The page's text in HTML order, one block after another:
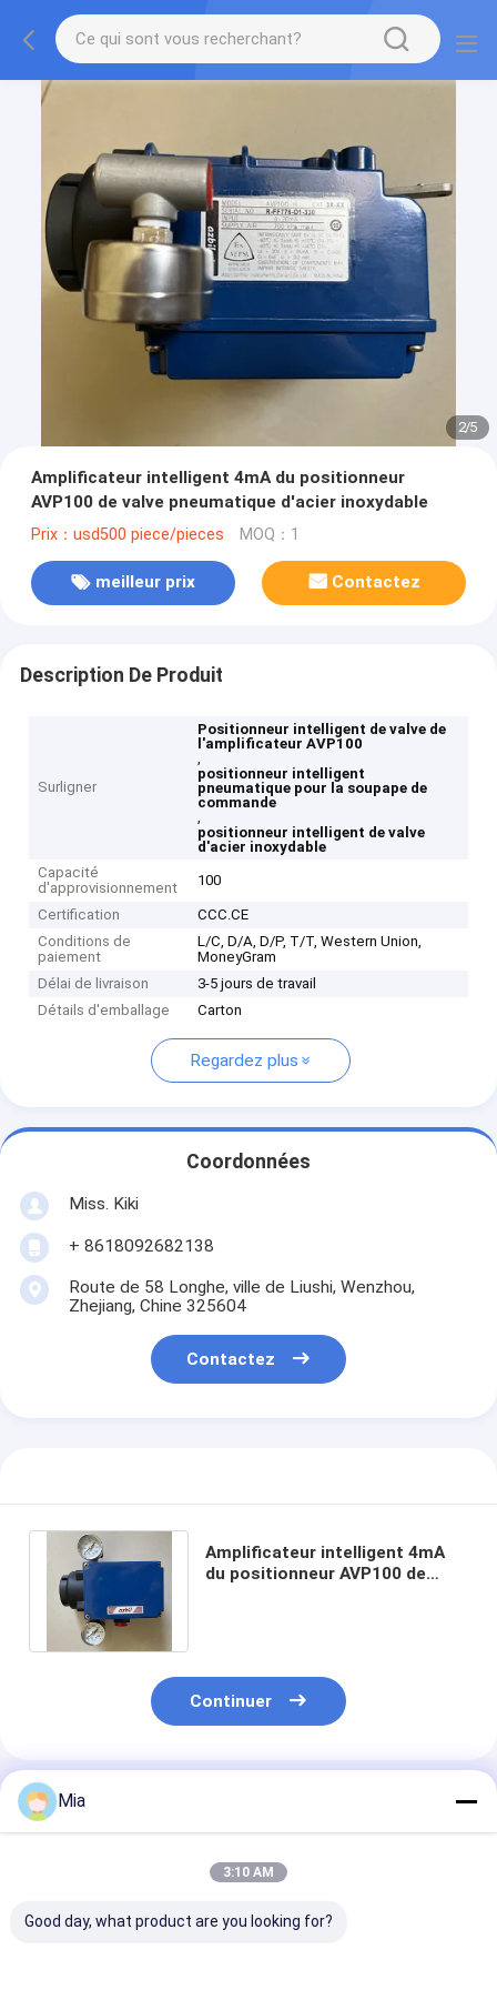
2/5
Amplificateur intelligent 4mA du positionneur
AVP100 de valve pneumatique d'acier inoxydable
Prix：usd500 piece/pieces MOQ：1
meilleur prix Contactez
Description De Produit
Surligner
Positionneur intelligent de valve de
l'amplificateur AVP100
,
positionneur intelligent
pneumatique pour la soupape de
commande
,
positionneur intelligent de valve
d'acier inoxydable
Capacité
d'approvisionnement
100
Certification
CCC.CE
Conditions de
paiement
L/C, D/A, D/P, T/T, Western Union,
MoneyGram
Délai de livraison
3-5 jours de travail
Détails d'emballage
Carton
Regardez plus
Coordonnées
Miss. Kiki
+ 8618092682138
Route de 58 Longhe, ville de Liushi, Wenzhou,
Zhejiang, Chine 325604
Contactez
Amplificateur intelligent 4mA
du positionneur AVP100 de
Continuer
Produits Recommandés
Mia
3:10 AM
Good day, what product are you looking for?